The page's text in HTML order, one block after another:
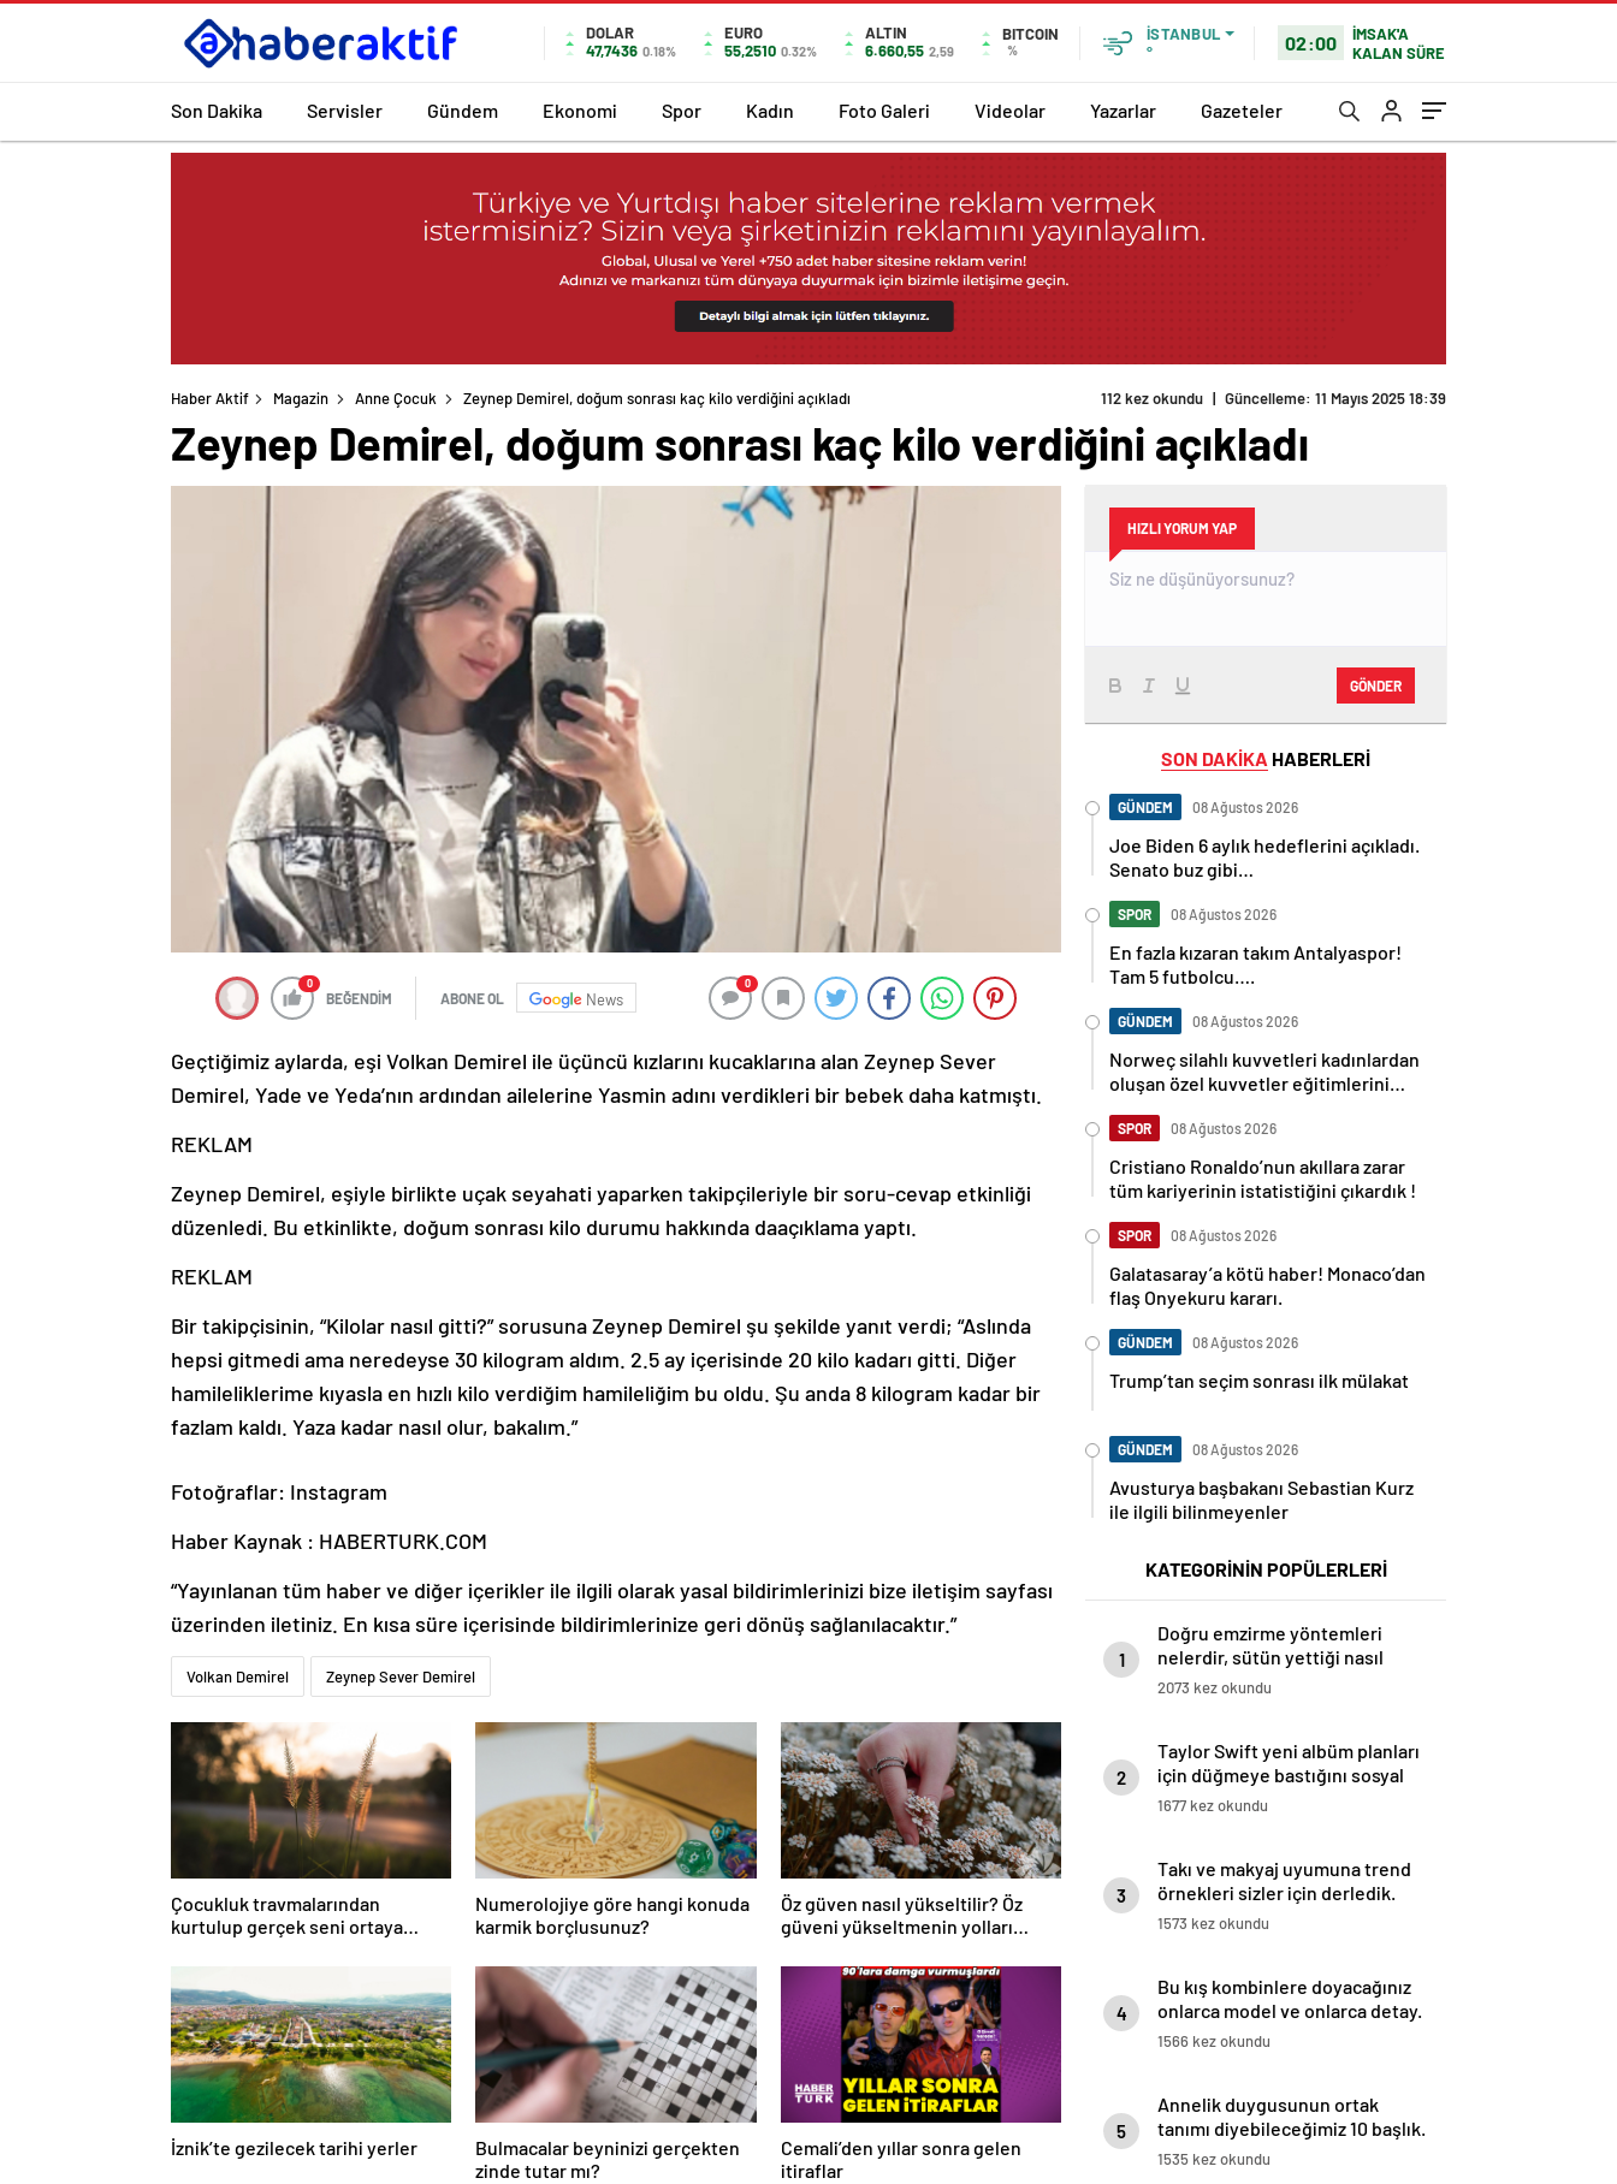
DOLAR
47,7436 0.18%
EURO
55,2510 0.32%
ALTIN
6.660,55 2,59
BITCOIN
%
İSTANBUL
°
02:00
İMSAK'A
KALAN SÜRE
Son Dakika Servisler Gündem Ekonomi Spor Kadın Foto Galeri Videolar Yazarlar Gazeteler
Haber Aktif Magazin Anne Çocuk Zeynep Demirel, doğum sonrası kaç kilo verdiğini açıkladı 112 kez okundu | Güncelleme: 11 Mayıs 2025 18:39
Zeynep Demirel, doğum sonrası kaç kilo verdiğini açıkladı
0
BEĞENDİM ABONE OL News
0
Geçtiğimizaylarda, eşi Volkan Demirel ile üçüncü kızlarını kucaklarınaalan Zeynep Sever
Demirel, Yade ve Yeda’nın ardından ailelerine Yasmin adını verdikleri bir bebek daha katmıştı.
REKLAM
Zeynep Demirel, eşiyle birlikte uçak seyahati yaparken takipçileriyle bir soru-cevap etkinliği
düzenledi. Bu etkinlikte, doğum sonrası kilo durumu hakkında daaçıklamayaptı.
REKLAM
Birtakipçisinin, “Kilolar nasıl gitti?”sorusunaZeynep Demirel şu şekilde yanıt verdi; “Aslında
hepsi gitmedi ama neredeyse 30 kilogram aldım. 2.5ay içerisinde 20 kilo kadarı gitti. Diğer
hamileliklerime kıyasla en hızlı kilo verdiğim hamileliğim bu oldu. Şu anda 8 kilogram kadar bir
fazlam kaldı. Yaza kadar nasıl olur, bakalım.”
Fotoğraflar: Instagram
Haber Kaynak : HABERTURK.COM
“Yayınlanan tüm haber ve diğer içerikler ile ilgili olarak yasal bildirimlerinizi bize iletişim sayfası
üzerinden iletiniz. En kısa süre içerisinde bildirimlerinize geri dönüş sağlanılacaktır.”
Volkan Demirel Zeynep Sever Demirel
Çocukluk travmalarından
kurtulup gerçek seni ortaya
Numerolojiye göre hangi konuda
karmik borçlusunuz?
Öz güven nasıl yükseltilir? Öz
güveni yükseltmenin yolları
İznik’te gezilecek tarihi yerler
Bulmacalar beyninizi gerçekten
zinde tutar mı?
Cemali’den yıllar sonra gelen
itiraflar
HIZLI YORUM YAP
GÖNDER
SON DAKİKA HABERLERİ
GÜNDEM 08 Ağustos 2026
Joe Biden 6 aylık hedeflerini açıkladı.
Senato buz gibi…
SPOR 08 Ağustos 2026
En fazla kızaran takım Antalyaspor!
Tam 5 futbolcu….
GÜNDEM 08 Ağustos 2026
Norweç silahlı kuvvetleri kadınlardan
oluşan özel kuvvetler eğitimlerini
SPOR 08 Ağustos 2026
Cristiano Ronaldo’nun akıllara zarar
tüm kariyerinin istatistiğini çıkardık !
SPOR 08 Ağustos 2026
Galatasaray’a kötü haber! Monaco’dan
flaş Onyekuru kararı.
GÜNDEM 08 Ağustos 2026
Trump’tan seçim sonrası ilk mülakat
GÜNDEM 08 Ağustos 2026
Avusturya başbakanı Sebastian Kurz
ile ilgili bilinmeyenler
KATEGORİNİN POPÜLERLERİ
1
Doğru emzirme yöntemleri
nelerdir, sütün yettiği nasıl
anlaşılır?
2073 kez okundu
2
Taylor Swift yeni albüm planları
için düğmeye bastığını sosyal
medyadan duyurdu!
1677 kez okundu
3
Takı ve makyaj uyumuna trend
örnekleri sizler için derledik.
1573 kez okundu
4
Bu kış kombinlere doyacağınız
onlarca model ve onlarca detay.
1566 kez okundu
5
Annelik duygusunun ortak
tanımı diyebileceğimiz 10 başlık.
1535 kez okundu